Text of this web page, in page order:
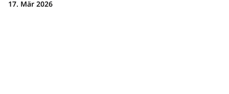
17. Mär 2026